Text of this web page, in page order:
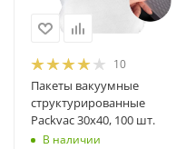
10
Пакеты вакуумные
структурированные
Packvac 30х40, 100 шт.
В наличии